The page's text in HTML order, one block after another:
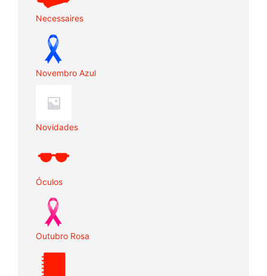
Necessaires
Novembro Azul
Novidades
Óculos
Outubro Rosa